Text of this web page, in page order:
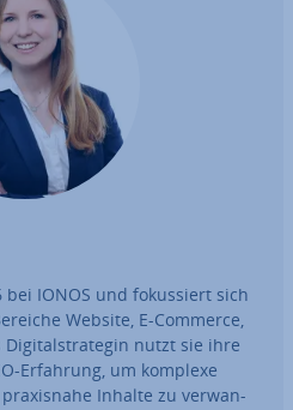
bei IONOS und fo­kus­siert sich
Website, E-Commerce,
Di­gi­tal­stra­te­gin nutzt sie ihre
Erfahrung, um komplexe
Inhalte zu ver­wan­